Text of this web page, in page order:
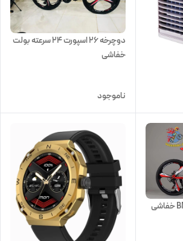
دوچرخه ۲۶ اسپورت ۲۴ سرعته بولت
خفاشی
ناموجود